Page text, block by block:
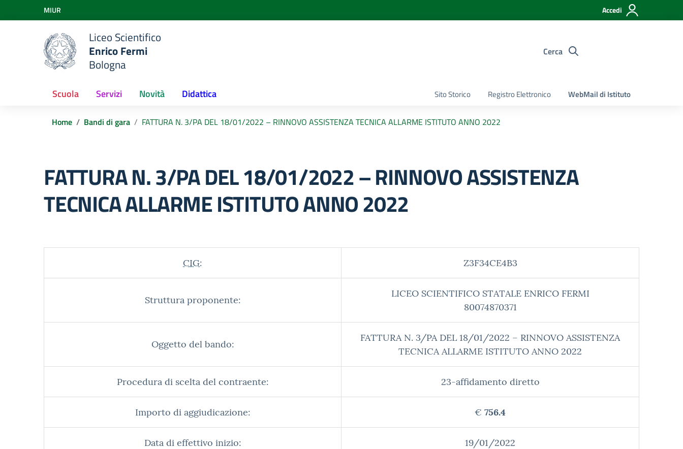
Vai ai contenuti
Vai al menu di navigazione
Vai al footer
MIUR Accedi
Liceo Scientifico
Enrico Fermi
Bologna
Cerca
Sito Storico Registro Elettronico WebMail di Istituto
Scuola Servizi Novità Didattica
Home Bandi di gara FATTURA N. 3/PA DEL 18/01/2022 – RINNOVO ASSISTENZA TECNICA ALLARME ISTITUTO ANNO 2022
FATTURA N. 3/PA DEL 18/01/2022 – RINNOVO ASSISTENZA
TECNICA ALLARME ISTITUTO ANNO 2022
CIG: Z3F34CE4B3
Struttura proponente:
LICEO SCIENTIFICO STATALE ENRICO FERMI
80074870371
Oggetto del bando:
FATTURA N. 3/PA DEL 18/01/2022 – RINNOVO ASSISTENZA
TECNICA ALLARME ISTITUTO ANNO 2022
Procedura di scelta del contraente: 23-affidamento diretto
Importo di aggiudicazione: € 756.4
Data di effettivo inizio: 19/01/2022